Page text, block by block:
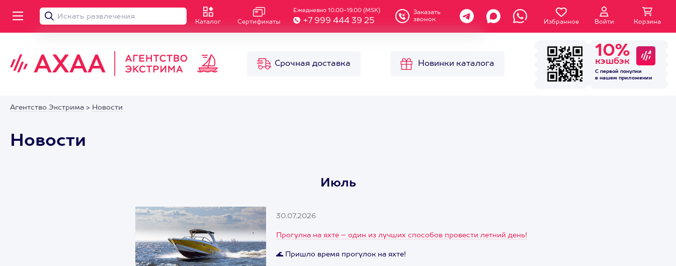
Каталог Сертификаты
Ежедневно 10.00-19.00 (MSK)
+7 999 444 39 25
Заказать
звонок
Избранное Войти Корзина
Срочная доставка Новинки каталога
10%
кэшбэк
С первой покупки
в нашем приложении
Агентство Экстрима > Новости
Новости
Июль
30.07.2026
Прогулка на яхте – один из лучших способов провести летний день!
🌊 Пришло время прогулок на яхте!